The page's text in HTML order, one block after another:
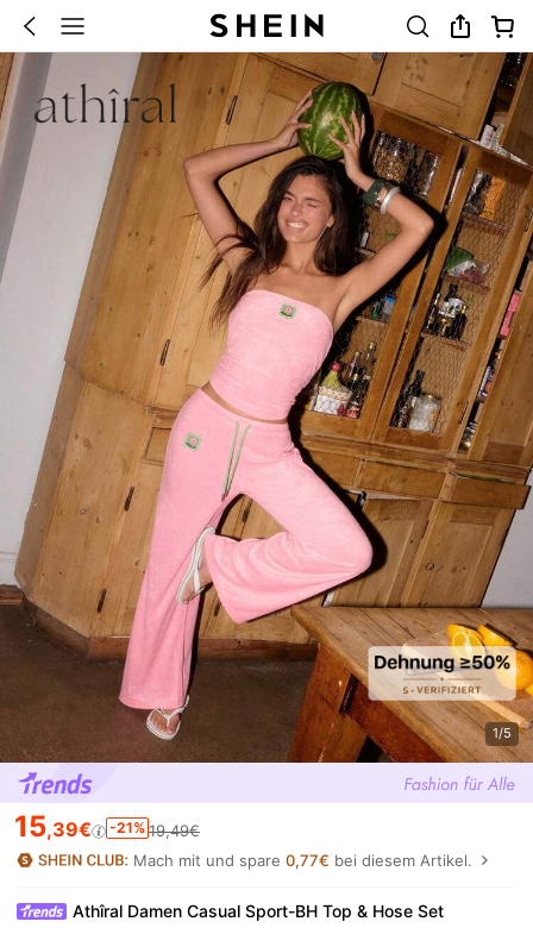
1/5
15,39€ -21% 19,49€
Mach mit und spare0,77€ bei diesem Artikel.
Athîral Damen Casual Sport-BH Top & Hose Set